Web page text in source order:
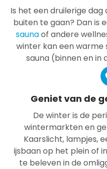
Is het een druilerige
buiten te gaan? Dan is
saunaof andere
winter kan een warme
sauna (binnen en in
Geniet van de
De winter is de
wintermarkten en
Kaarslicht, lampjes,
ijsbaan op het plein of
te beleven in de